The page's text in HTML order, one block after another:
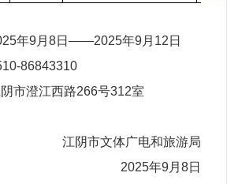
年9月8日——2025年9月12日
86843310
市澄江西路266号312室
江阴市文体广电和旅游局
2025年9月8日